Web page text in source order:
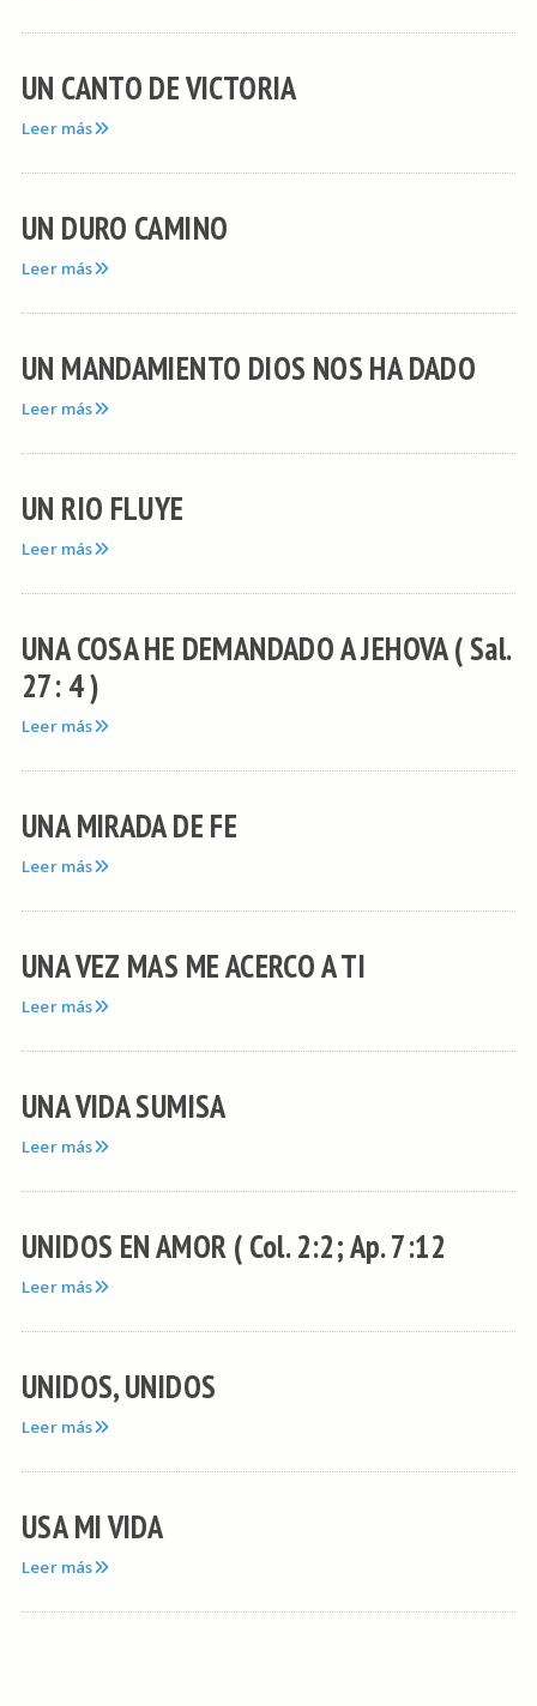
UN CANTO DE VICTORIA
Leer más
UN DURO CAMINO
Leer más
UN MANDAMIENTO DIOS NOS HA DADO
Leer más
UN RIO FLUYE
Leer más
UNA COSA HE DEMANDADO A JEHOVA ( Sal.
27: 4 )
Leer más
UNA MIRADA DE FE
Leer más
UNA VEZ MAS ME ACERCO A TI
Leer más
UNA VIDA SUMISA
Leer más
UNIDOS EN AMOR ( Col. 2:2; Ap. 7:12
Leer más
UNIDOS, UNIDOS
Leer más
USA MI VIDA
Leer más